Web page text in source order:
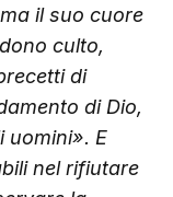
il suo cuore
culto,
di
di Dio,
uomini». E
nel rifiutare